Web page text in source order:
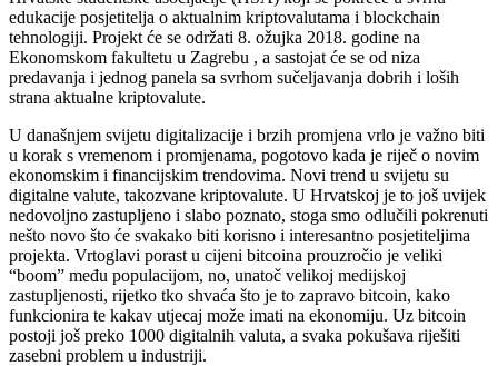
edukacije posjetitelja o aktualnim kriptovalutama i blockchain
tehnologiji. Projekt će se održati 8. ožujka 2018. godine na
Ekonomskom fakultetu u Zagrebu , a sastojat će se od niza
predavanja i jednog panela sa svrhom sučeljavanja dobrih i loših
strana aktualne kriptovalute.
U današnjem svijetu digitalizacije i brzih promjena vrlo je važno biti
u korak s vremenom i promjenama, pogotovo kada je riječ o novim
ekonomskim i financijskim trendovima. Novi trend u svijetu su
digitalne valute, takozvane kriptovalute. U Hrvatskoj je to još uvijek
nedovoljno zastupljeno i slabo poznato, stoga smo odlučili pokrenuti
nešto novo što će svakako biti korisno i interesantno posjetiteljima
projekta. Vrtoglavi porast u cijeni bitcoina prouzročio je veliki
“boom” među populacijom, no, unatoč velikoj medijskoj
zastupljenosti, rijetko tko shvaća što je to zapravo bitcoin, kako
funkcionira te kakav utjecaj može imati na ekonomiju. Uz bitcoin
postoji još preko 1000 digitalnih valuta, a svaka pokušava riješiti
zasebni problem u industriji.